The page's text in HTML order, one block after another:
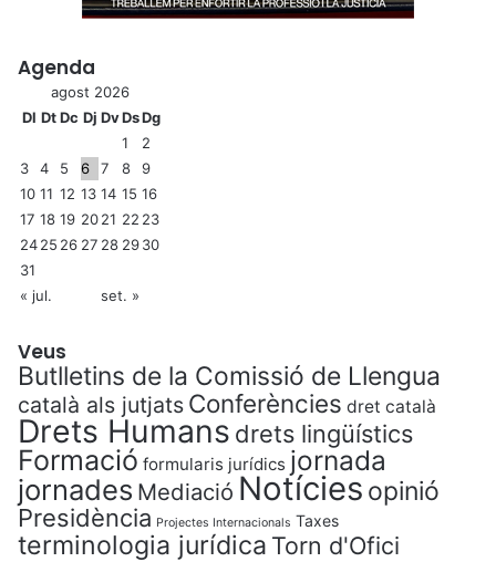
Agenda
agost 2026
Dl DtDc Dj DvDsDg
1
2
3
4 5 6 7 8
9
10 11 12 13 14 15 16
17 18 19 2021 22 23
2425 26 27 28 2930
31
« jul.
set. »
Veus
Butlletins de la Comissió de Llengua
català als jutjats Conferències dret català
Drets Humans drets lingüístics
Formació formularis jurídics jornada
jornades Mediació Notícies opinió
Presidència Projectes Internacionals Taxes
terminologia jurídica Torn d'Ofici